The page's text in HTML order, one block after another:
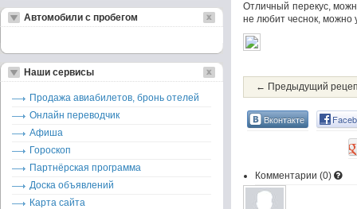
Отличный перекус,
не любит чеснок, можно
← Предыдущий
Вконтакте
Комментарии (0)
Автомобили с пробегом
Наши сервисы
Продажа авиабилетов, бронь отелей
Онлайн переводчик
Афиша
Гороскоп
Партнёрская программа
Доска объявлений
Карта сайта